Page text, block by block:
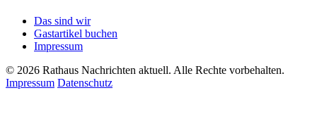
Das sind wir
Gastartikel buchen
Impressum
© 2026 Rathaus Nachrichten aktuell. Alle Rechte vorbehalten.
Impressum Datenschutz